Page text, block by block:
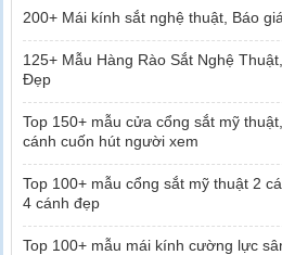
200+ Mái kính sắt nghệ thuật, Báo
125+ Mẫu Hàng Rào Sắt Nghệ
Đẹp
Top 150+ mẫu cửa cổng sắt mỹ
cánh cuốn hút người xem
Top 100+ mẫu cổng sắt mỹ thuật 2
4 cánh đẹp
Top 100+ mẫu mái kính cường lực